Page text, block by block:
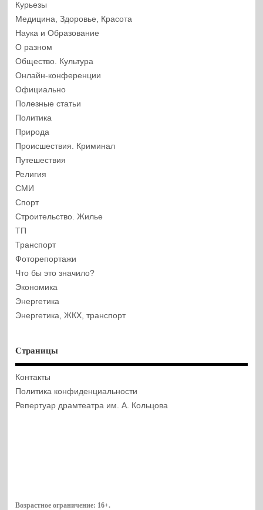
Курьезы
Медицина, Здоровье, Красота
Наука и Образование
О разном
Общество. Культура
Онлайн-конференции
Официально
Полезные статьи
Политика
Природа
Происшествия. Криминал
Путешествия
Религия
СМИ
Спорт
Строительство. Жилье
ТП
Транспорт
Фоторепортажи
Что бы это значило?
Экономика
Энергетика
Энергетика, ЖКХ, транспорт
Страницы
Контакты
Политика конфиденциальности
Репертуар драмтеатра им. А. Кольцова
Возрастное ограничение: 16+.